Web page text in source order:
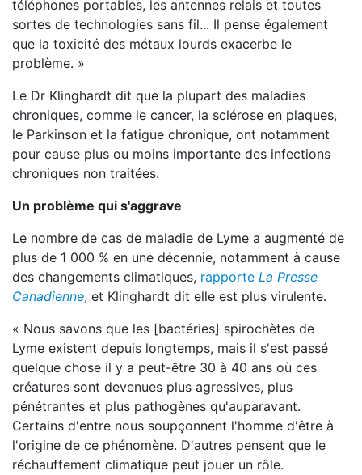
téléphones portables, les antennes relais et toutes
sortes de technologies sans fil... Il pense également
que la toxicité des métaux lourds exacerbe le
problème. »
Le Dr Klinghardt dit que la plupart des maladies
chroniques, comme le cancer, la sclérose en plaques,
le Parkinson et la fatigue chronique, ont notamment
pour cause plus ou moins importante des infections
chroniques non traitées.
Un problème qui s'aggrave
Le nombre de cas de maladie de Lyme a augmenté de
plus de 1 000 % en une décennie, notamment à cause
des changements climatiques, rapporte La Presse
Canadienne, et Klinghardt dit elle est plus virulente.
« Nous savons que les [bactéries] spirochètes de
Lyme existent depuis longtemps, mais il s'est passé
quelque chose il y a peut-être 30 à 40 ans où ces
créatures sont devenues plus agressives, plus
pénétrantes et plus pathogènes qu'auparavant.
Certains d'entre nous soupçonnent l'homme d'être à
l'origine de ce phénomène. D'autres pensent que le
réchauffement climatique peut jouer un rôle.